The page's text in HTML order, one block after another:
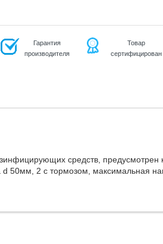
Гарантия
производителя
Товар
сертифицирован
средств,
50мм, 2 с тормозом, максимальная